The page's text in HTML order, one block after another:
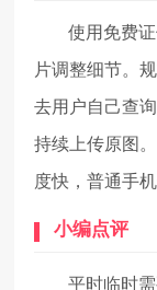
使用免费
片调整细节。
去用户自己查
持续上传原图
度快，普通手
小编点评
平时临时